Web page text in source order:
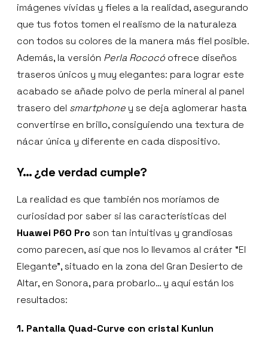
imágenes vívidas y fieles a la realidad, asegurando
que tus fotos tomen el realismo de la naturaleza
con todos su colores de la manera más fiel posible.
Además, la versión Perla Rococó ofrece diseños
traseros únicos y muy elegantes: para lograr este
acabado se añade polvo de perla mineral al panel
trasero del smartphone y se deja aglomerar hasta
convertirse en brillo, consiguiendo una textura de
nácar única y diferente en cada dispositivo.
Y… ¿de verdad cumple?
La realidad es que también nos moríamos de
curiosidad por saber si las características del
Huawei P60 Pro son tan intuitivas y grandiosas
como parecen, así que nos lo llevamos al cráter “El
Elegante”, situado en la zona del Gran Desierto de
Altar, en Sonora, para probarlo… y aquí están los
resultados:
1. Pantalla Quad-Curve con cristal Kunlun